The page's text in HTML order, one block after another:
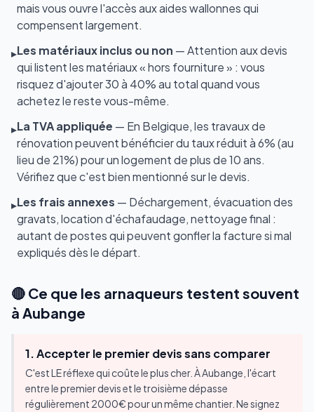
mais vous ouvre l'accès aux aides wallonnes qui
compensent largement.
▸Les matériaux inclus ou non — Attention aux devis
qui listent les matériaux « hors fourniture » : vous
risquez d'ajouter 30 à 40% au total quand vous
achetez le reste vous-même.
▸La TVA appliquée — En Belgique, les travaux de
rénovation peuvent bénéficier du taux réduit à 6% (au
lieu de 21%) pour un logement de plus de 10 ans.
Vérifiez que c'est bien mentionné sur le devis.
▸Les frais annexes — Déchargement, évacuation des
gravats, location d'échafaudage, nettoyage final :
autant de postes qui peuvent gonfler la facture si mal
expliqués dès le départ.
🔴 Ce que les arnaqueurs testent souvent
à Aubange
1. Accepter le premier devis sans comparer
C'est LE réflexe qui coûte le plus cher. À Aubange, l'écart
entre le premier devis et le troisième dépasse
régulièrement 2000€ pour un même chantier. Ne signez